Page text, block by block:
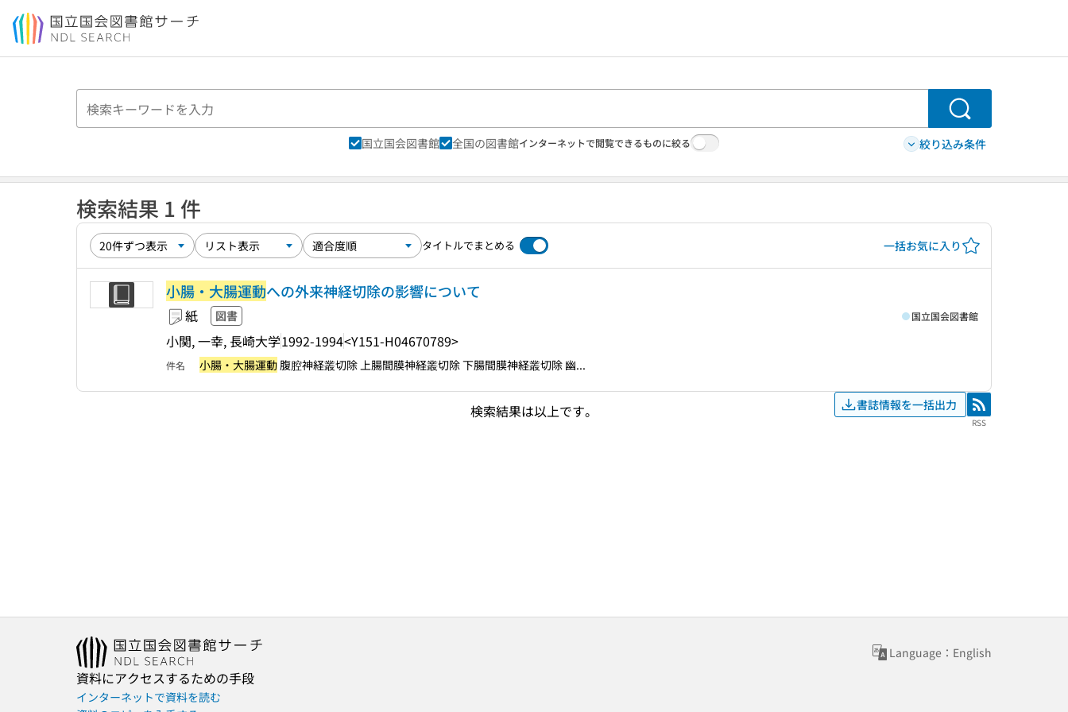
本文へ移動
検索
国立国会図書館 全国の図書館インターネットで閲覧できるものに絞る 絞り込み条件
検索結果 1 件
タイトルでまとめる 一括お気に入り
小腸・大腸運動への外来神経切除の影響について
紙 図書
小関, 一幸, 長崎大学1992-1994<Y151-H04670789>
国立国会図書館
件名 小腸・大腸運動腹腔神経叢切除 上腸間膜神経叢切除 下腸間膜神経叢切除 幽...
検索結果は以上です。 書誌情報を一括出力 RSS
RSS
Language：English
資料にアクセスするための手段
インターネットで資料を読む